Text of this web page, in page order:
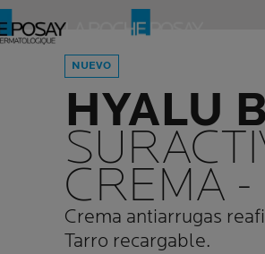
NUEVO
HYALU
CREMA
Crema antiarrugas
Tarro recargable.